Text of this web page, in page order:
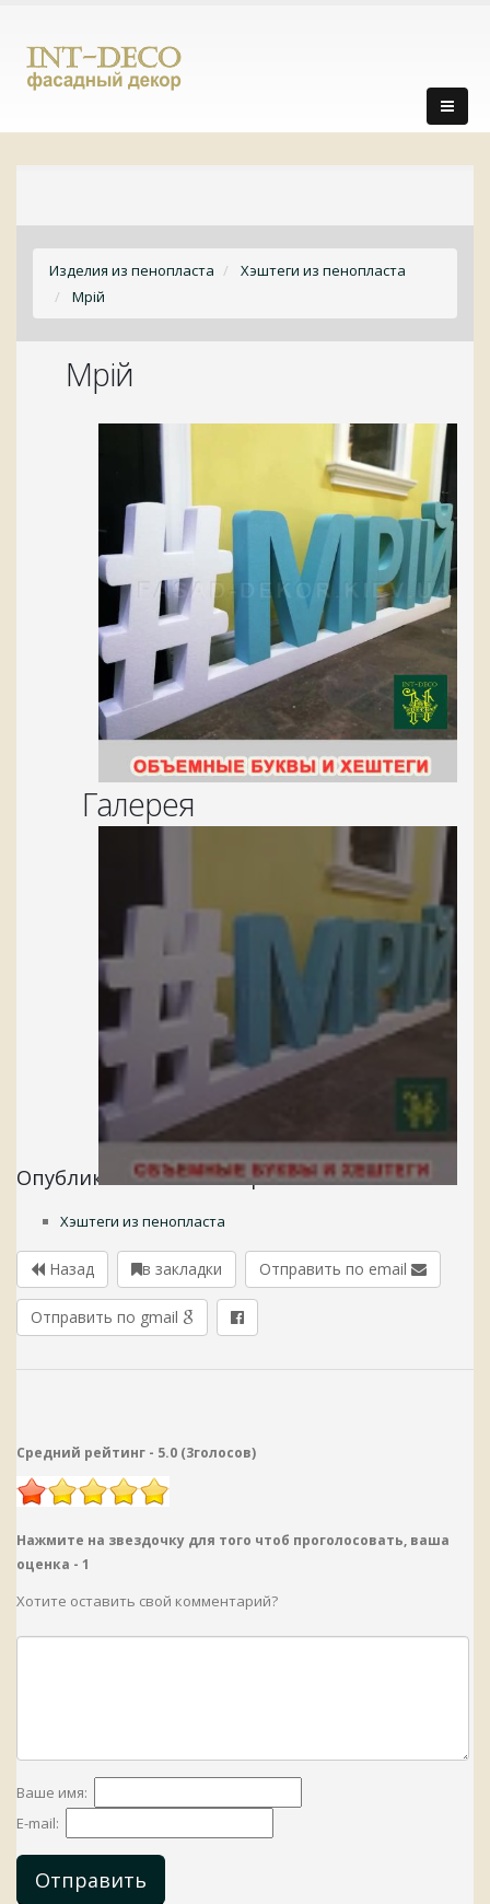
Изделия из пенопласта
Хэштеги из пенопласта
Мрій
Мрій
Галерея
Опубликовано в категориях:
Хэштеги из пенопласта
Назад в закладки Отправить по email
Отправить по gmail
Средний рейтинг - 5.0 (3голосов)
Нажмите на звездочку для того чтоб проголосовать, ваша
оценка - 1
Хотите оставить свой комментарий?
Ваше имя:
E-mail:
Отправить